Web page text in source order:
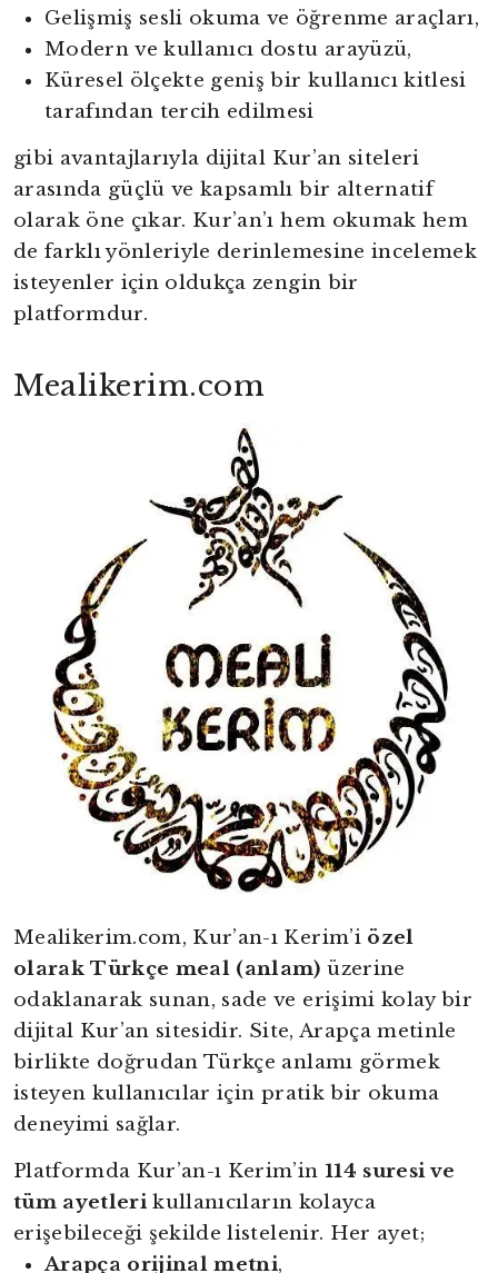
Gelişmiş sesli okuma ve öğrenme araçları,
Modern ve kullanıcı dostu arayüzü,
Küresel ölçekte geniş bir kullanıcı kitlesi
tarafından tercih edilmesi
gibi avantajlarıyla dijital Kur’an siteleri
arasında güçlü ve kapsamlı bir alternatif
olarak öne çıkar. Kur’an’ı hem okumak hem
de farklı yönleriyle derinlemesine incelemek
isteyenler için oldukça zengin bir
platformdur.
Mealikerim.com
Mealikerim.com, Kur’an-ı Kerim’i özel
olarak Türkçe meal (anlam) üzerine
odaklanarak sunan, sade ve erişimi kolay bir
dijital Kur’an sitesidir. Site, Arapça metinle
birlikte doğrudan Türkçe anlamı görmek
isteyen kullanıcılar için pratik bir okuma
deneyimi sağlar.
Platformda Kur’an-ı Kerim’in 114 suresi ve
tüm ayetlerikullanıcıların kolayca
erişebileceği şekilde listelenir. Her ayet;
Arapça orijinal metni,